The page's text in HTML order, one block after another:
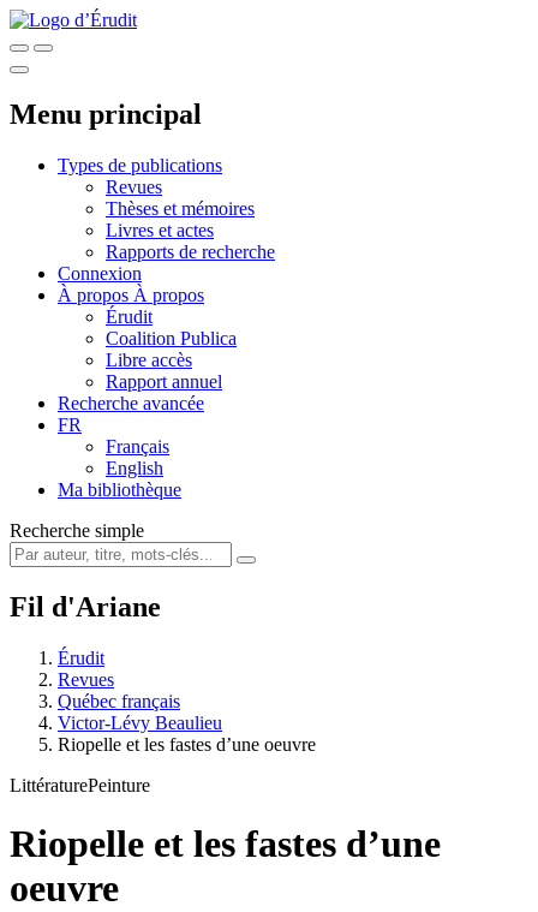
Menu principal
Types de publications
Revues
Thèses et mémoires
Livres et actes
Rapports de recherche
Connexion
À propos À propos
Érudit
Coalition Publica
Libre accès
Rapport annuel
Recherche avancée
FR
Français
English
Ma bibliothèque
Recherche simple
Fil d'Ariane
Érudit
Revues
Québec français
Victor-Lévy Beaulieu
Riopelle et les fastes d’une oeuvre
LittératurePeinture
Riopelle et les fastes d’une
oeuvre